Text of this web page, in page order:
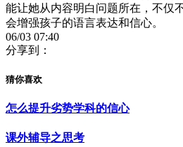
能让她从内容明白问题所在，不仅
会增强孩子的语言表达和信心。
06/03 07:40
分享到：
猜你喜欢
怎么提升劣势学科的信心
课外辅导之思考